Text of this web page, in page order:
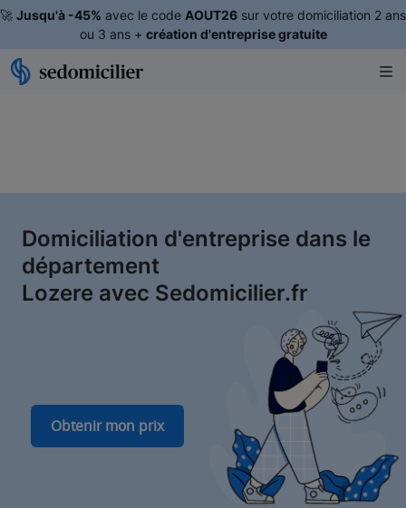
🚀 Jusqu'à -45% avec le code AOUT26 sur votre domiciliation 2 ans
ou 3 ans + création d'entreprise gratuite
Domiciliation d'entreprise dans le
département
Lozere avec Sedomicilier.fr
Obtenir mon prix